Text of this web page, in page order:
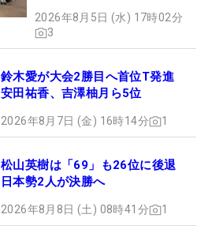
2026年8月5日 (水) 17時02分
3
鈴木愛が大会2勝目へ首位T発進
安田祐香、吉澤柚月ら5位
2026年8月7日 (金) 16時14分 1
松山英樹は「69」も26位に後退
日本勢2人が決勝へ
2026年8月8日 (土) 08時41分 1